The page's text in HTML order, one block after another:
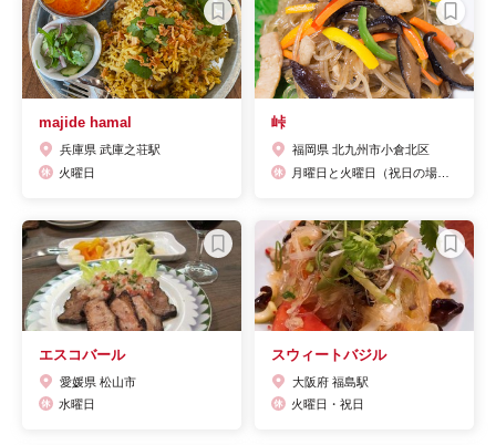
majide hamal
兵庫県 武庫之荘駅
火曜日
峠
福岡県 北九州市小倉北区
エスコバール
愛媛県 松山市
水曜日
スウィートバジル
大阪府 福島駅
火曜日・祝日